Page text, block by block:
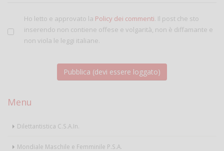
Ho letto e approvato la Policy dei commenti. Il post che sto
inserendo non contiene offese e volgarità, non è diffamante e
non viola le leggi italiane.
Menu
Dilettantistica C.S.A.In.
Mondiale Maschile e Femminile P.S.A.